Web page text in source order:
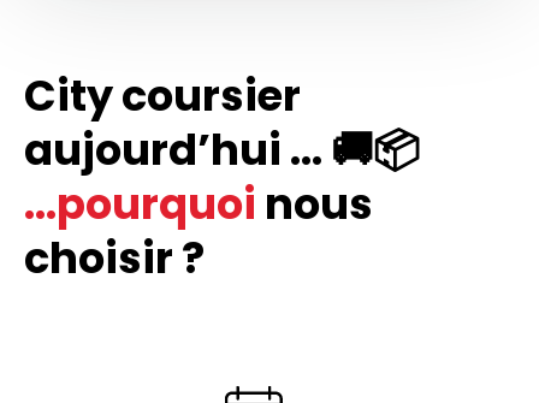
City coursier
aujourd’hui ... 🚚📦
...pourquoi nous
choisir ?